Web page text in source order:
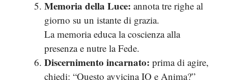
Memoria della Luce: annota tre righe al
giorno su un istante di grazia.
La memoria educa la coscienza alla
presenza e nutre la Fede.
Discernimento incarnato: prima di agire,
chiedi: “Questo avvicina IO e Anima?”